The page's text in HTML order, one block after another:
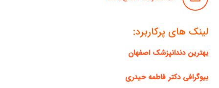
لینک های پرکاربرد:
بهترین دندانپزشک اصفهان
بیوگرافی دکتر فاطمه حیدری